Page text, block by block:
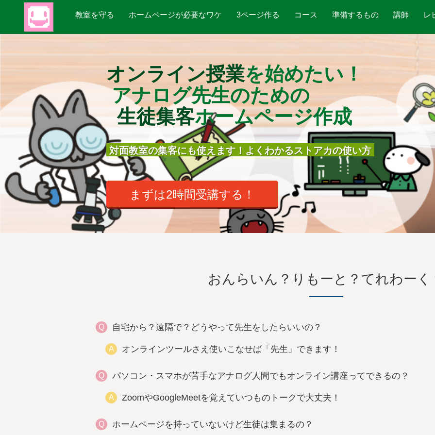
教室を守る ホームページが必要なワケ 3ページ作る コース 準備するもの 講師 レ
オンライン授業を始めたい！
アナログ先生のための
生徒集客ホームページ作成
対面教室の集客にも使えます！よくわかるストアカの使い方
まずは2時間受講する！
おんらいん？りもーと？てれわーく
Q 自宅から？遠隔で？どうやって先生をしたらいいの？
A オンラインツールさえ使いこなせば「先生」できます！
Q パソコン・スマホが苦手なアナログ人間でもオンライン講座ってできるの？
A ZoomやGoogleMeetを覚えていつものトークで大丈夫！
Q ホームページを持っていないけど生徒は集まるの？